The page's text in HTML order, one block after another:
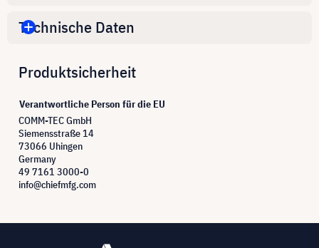
Technische Daten
Produktsicherheit
Verantwortliche Person für die EU
COMM-TEC GmbH
Siemensstraße 14
73066 Uhingen
Germany
49 7161 3000-0
info@chiefmfg.com